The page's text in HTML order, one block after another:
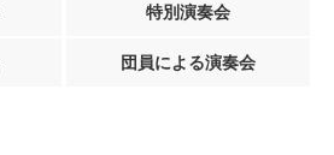
特別演奏会
団員による演奏会